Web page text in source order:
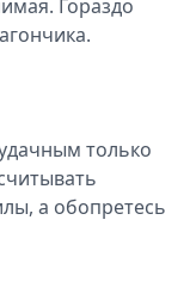
Гораздо
только
а обопретесь